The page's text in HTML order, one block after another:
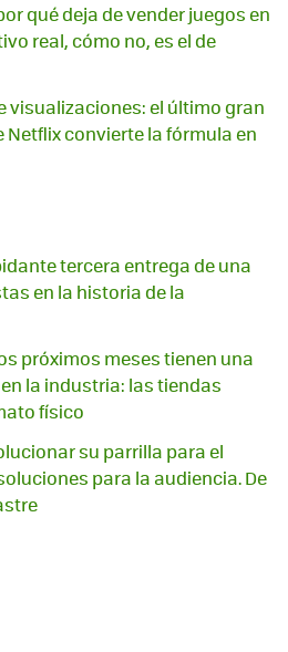
qué deja de vender juegos en
real, cómo no, es el de
visualizaciones: el último gran
Netflix convierte la fórmula en
tercera entrega de una
en la historia de la
próximos meses tienen una
la industria: las tiendas
físico
su parrilla para el
para la audiencia. De